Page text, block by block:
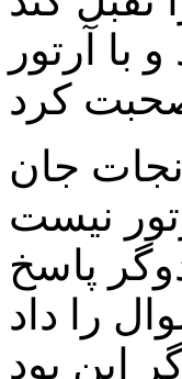
آرتور
جان
پاسخ